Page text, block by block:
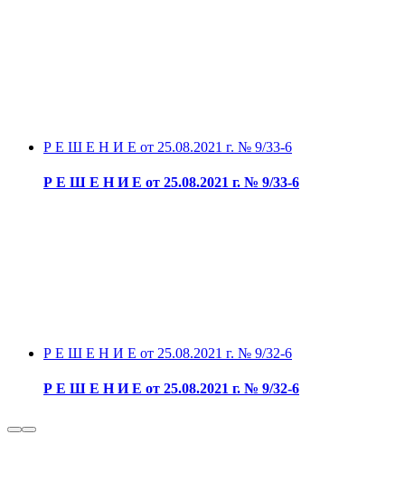
Р Е Ш Е Н И Е от 25.08.2021 г. № 9/33-6
Р Е Ш Е Н И Е от 25.08.2021 г. № 9/33-6
Р Е Ш Е Н И Е от 25.08.2021 г. № 9/32-6
Р Е Ш Е Н И Е от 25.08.2021 г. № 9/32-6